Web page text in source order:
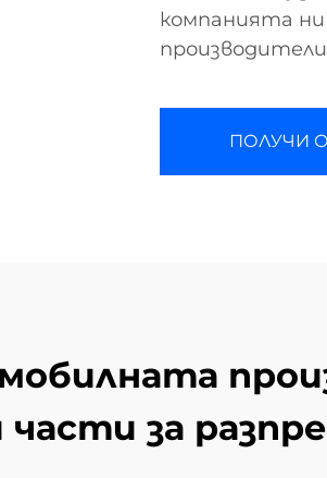
компанията
ПОЛУЧИ
части за